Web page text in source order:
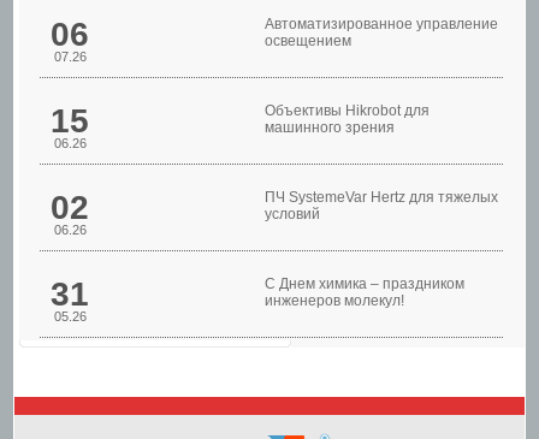
Шкафы управления
06
07.26
Автоматизированное управление
освещением
15
06.26
Объективы Hikrobot для
машинного зрения
02
06.26
ПЧ SystemeVar Hertz для тяжелых
условий
31
05.26
С Днем химика – праздником
инженеров молекул!